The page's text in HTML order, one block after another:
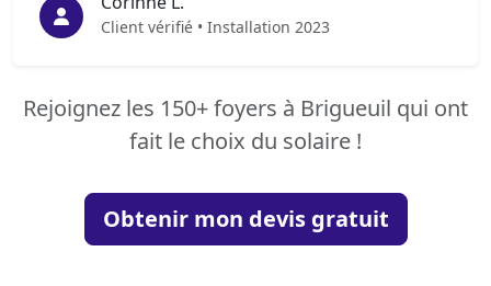
Client vérifié • Installation 2023
Rejoignez les 150+ foyers à Brigueuil qui ont
fait le choix du solaire !
Obtenir mon devis gratuit